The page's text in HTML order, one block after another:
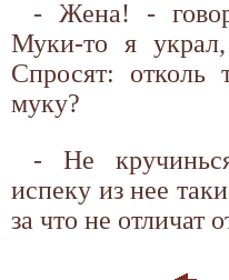
- Жена! -
Муки-то я
Спросят:
муку?
- Не
испеку из нее
за что не отличат